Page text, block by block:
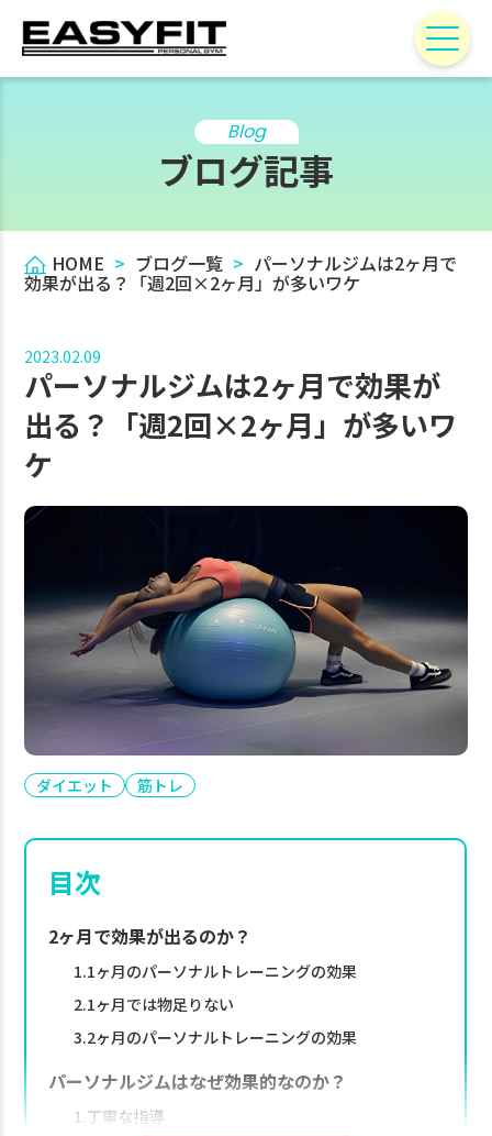
Blog
ブログ記事
HOME > ブログ一覧 > パーソナルジムは2ヶ月で
効果が出る？「週2回×2ヶ月」が多いワケ
2023.02.09
パーソナルジムは2ヶ月で効果が
出る？「週2回×2ヶ月」が多いワ
ケ
ダイエット 筋トレ
目次
2ヶ月で効果が出るのか？
1.1ヶ月のパーソナルトレーニングの効果
2.1ヶ月では物足りない
3.2ヶ月のパーソナルトレーニングの効果
パーソナルジムはなぜ効果的なのか？
1.丁寧な指導